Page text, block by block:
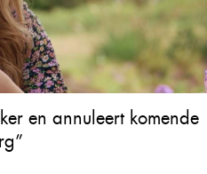
en annuleert komende